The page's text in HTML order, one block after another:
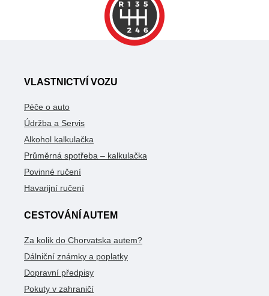
VLASTNICTVÍ VOZU
Péče o auto
Údržba a Servis
Alkohol kalkulačka
Průměrná spotřeba – kalkulačka
Povinné ručení
Havarijní ručení
CESTOVÁNÍ AUTEM
Za kolik do Chorvatska autem?
Dálniční známky a poplatky
Dopravní předpisy
Pokuty v zahraničí